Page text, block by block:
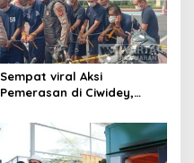
Sempat viral Aksi
Pemerasan di Ciwidey,
Pelaku